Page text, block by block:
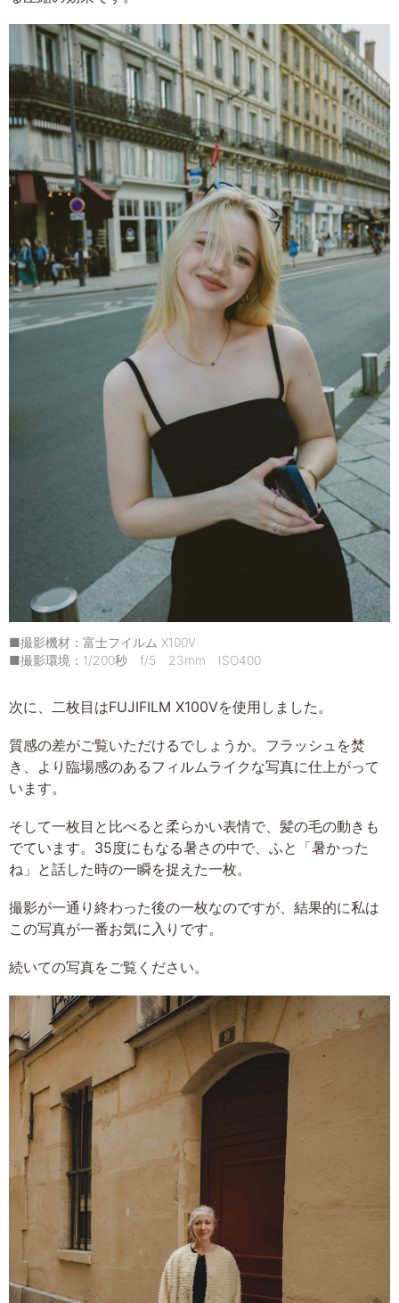
■撮影機材：富士フイルム X100V
■撮影環境：1/200秒 f/5 23mm ISO400
次に、二枚目はFUJIFILM X100Vを使用しました。
質感の差がご覧いただけるでしょうか。フラッシュを焚
き、より臨場感のあるフィルムライクな写真に仕上がって
います。
そして一枚目と比べると柔らかい表情で、髪の毛の動きも
でています。35度にもなる暑さの中で、ふと「暑かった
ね」と話した時の一瞬を捉えた一枚。
撮影が一通り終わった後の一枚なのですが、結果的に私は
この写真が一番お気に入りです。
続いての写真をご覧ください。